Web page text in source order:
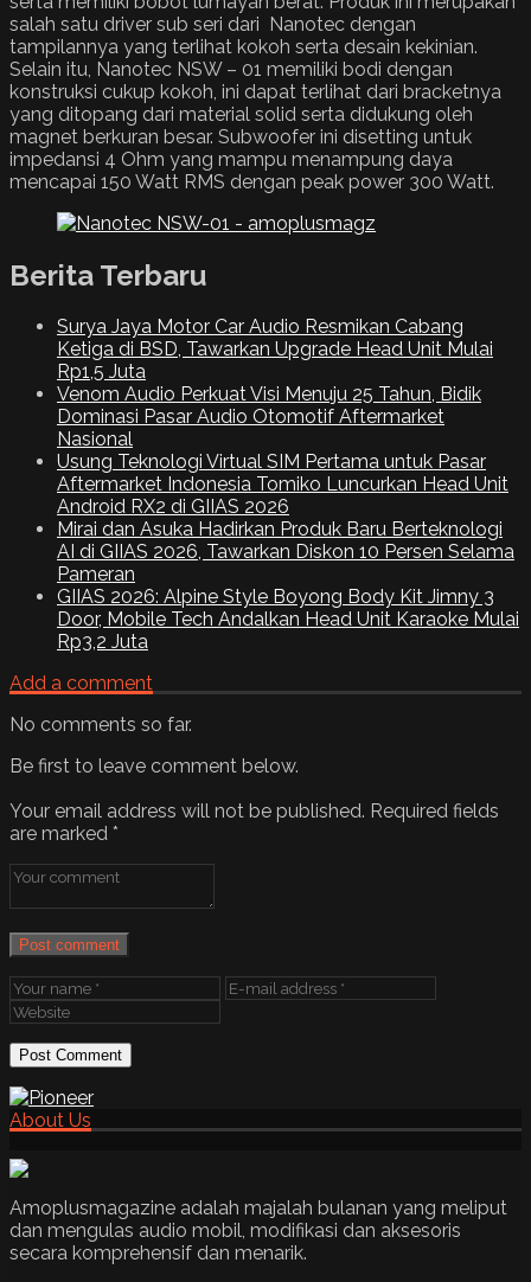
salah satu driver sub seri dari Nanotec dengan
tampilannya yang terlihat kokoh serta desain kekinian.
Selain itu, Nanotec NSW – 01 memiliki bodi dengan
konstruksi cukup kokoh, ini dapat terlihat dari bracketnya
yang ditopang dari material solid serta didukung oleh
magnet berkuran besar. Subwoofer ini disetting untuk
impedansi 4 Ohm yang mampu menampung daya
mencapai 150 Watt RMS dengan peak power 300 Watt.
Berita Terbaru
Surya Jaya Motor Car Audio Resmikan Cabang
Ketiga di BSD, Tawarkan Upgrade Head Unit Mulai
Rp1,5 Juta
Venom Audio Perkuat Visi Menuju 25 Tahun, Bidik
Dominasi Pasar Audio Otomotif Aftermarket
Nasional
Usung Teknologi Virtual SIM Pertama untuk Pasar
Aftermarket Indonesia Tomiko Luncurkan Head Unit
Android RX2 di GIIAS 2026
Mirai dan Asuka Hadirkan Produk Baru Berteknologi
AI di GIIAS 2026, Tawarkan Diskon 10 Persen Selama
Pameran
GIIAS 2026: Alpine Style Boyong Body Kit Jimny 3
Door, Mobile Tech Andalkan Head Unit Karaoke Mulai
Rp3,2 Juta
Add a comment
No comments so far.
Be first to leave comment below.
Your email address will not be published. Required fields
are marked *
Post comment
About Us
Amoplusmagazine adalah majalah bulanan yang meliput
dan mengulas audio mobil, modifikasi dan aksesoris
secara komprehensif dan menarik.